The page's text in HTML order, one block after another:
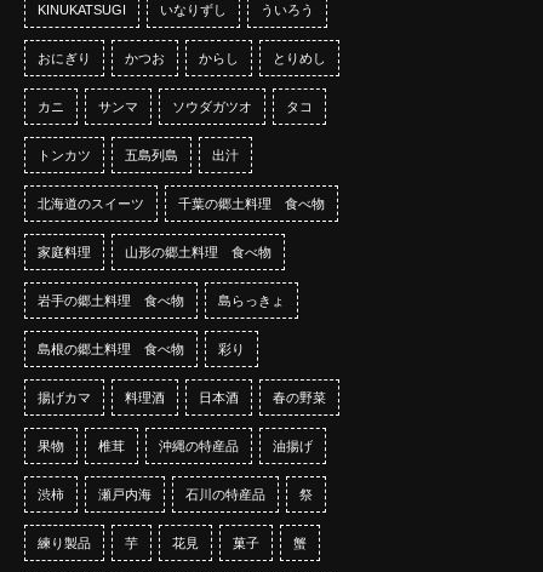
KINUKATSUGI いなりずし ういろう
おにぎり かつお からし とりめし
カニ サンマ ソウダガツオ タコ
トンカツ 五島列島 出汁
北海道のスイーツ 千葉の郷土料理 食べ物
家庭料理 山形の郷土料理 食べ物
岩手の郷土料理 食べ物 島らっきょ
島根の郷土料理 食べ物 彩り
揚げカマ 料理酒 日本酒 春の野菜
果物 椎茸 沖縄の特産品 油揚げ
渋柿 瀬戸内海 石川の特産品 祭
練り製品 芋 花見 菓子 蟹